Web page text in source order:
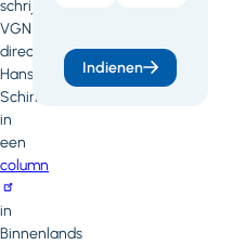
schrijft
VGN-
directeur
Hans
Schirmbeck
in
een
column
in
Binnenlands
Indienen